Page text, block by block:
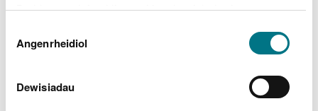
Byddwn yn defnyddio cwci i gadw eich dewis.
Gellirdarllen mwy am ein cwcis cyn i chi ddewis.
Caniatâd
Angenrheidiol
Dewisiadau